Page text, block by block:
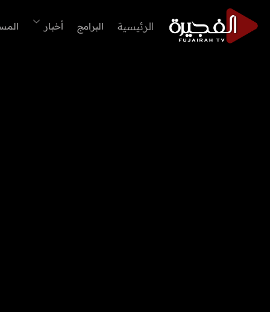
الرئيسية البرامج أخبار